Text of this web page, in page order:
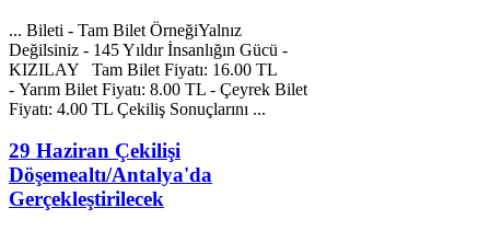
... Bileti - Tam Bilet ÖrneğiYalnız
Değilsiniz - 145 Yıldır İnsanlığın Gücü -
KIZILAY Tam Bilet Fiyatı: 16.00 TL
- Yarım Bilet Fiyatı: 8.00 TL - Çeyrek Bilet
Fiyatı: 4.00 TL Çekiliş Sonuçlarını ...
29 Haziran Çekilişi
Döşemealtı/Antalya'da
Gerçekleştirilecek